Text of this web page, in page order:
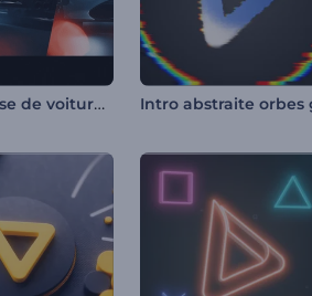
Intro course de voitures de sport